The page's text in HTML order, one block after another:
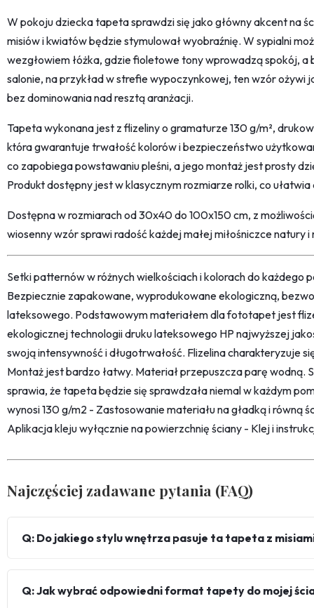
W pokoju dziecka tapeta sprawdzi się jako główny akcent na
misiów i kwiatów będzie stymulował wyobraźnię. W sypialni
wezgłowiem łóżka, gdzie fioletowe tony wprowadzą spokój,
salonie, na przykład w strefie wypoczynkowej, ten wzór ożywi
bez dominowania nad resztą aranżacji.
Tapeta wykonana jest z flizeliny o gramaturze 130 g/m²,
która gwarantuje trwałość kolorów i bezpieczeństwo
co zapobiega powstawaniu pleśni, a jego montaż jest prosty
Produkt dostępny jest w klasycznym rozmiarze rolki, co
Dostępna w rozmiarach od 30x40 do 100x150 cm, z
wiosenny wzór sprawi radość każdej małej miłośniczce natury i
Setki patternów w różnych wielkościach i kolorach do każdego
Bezpiecznie zapakowane, wyprodukowane ekologiczną,
lateksowego. Podstawowym materiałem dla fototapet jest
ekologicznej technologii druku lateksowego HP najwyższej
swoją intensywność i długotrwałość. Flizelina charakteryzuje
Montaż jest bardzo łatwy. Materiał przepuszcza parę wodną.
sprawia, że tapeta będzie się sprawdzała niemal w każdym
wynosi 130 g/m2 - Zastosowanie materiału na gładką i równą
Aplikacja kleju wyłącznie na powierzchnię ściany - Klej i
Najczęściej zadawane pytania (FAQ)
Q: Do jakiego stylu wnętrza pasuje ta tapeta z
Q: Jak wybrać odpowiedni format tapety do mojej